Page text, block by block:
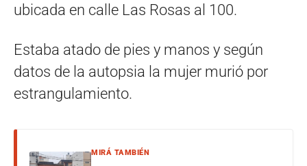
ubicada en calle Las Rosas al 100.
Estaba atado de pies y manos y según
datos de la autopsia la mujer murió por
estrangulamiento.
MIRÁ TAMBIÉN